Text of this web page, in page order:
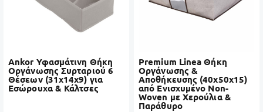
Ankor Υφασμάτινη Θήκη
Οργάνωσης Συρταριού 6
Θέσεων (31x14x9) για
Εσώρουχα & Κάλτσες
Premium Linea Θήκη
Οργάνωσης &
Αποθήκευσης (40x50x15)
από Ενισχυμένο Non-
Woven με Χερούλια &
Παράθυρο